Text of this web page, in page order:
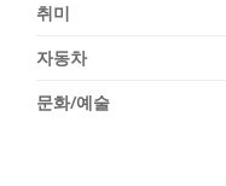
취미
자동차
문화/예술